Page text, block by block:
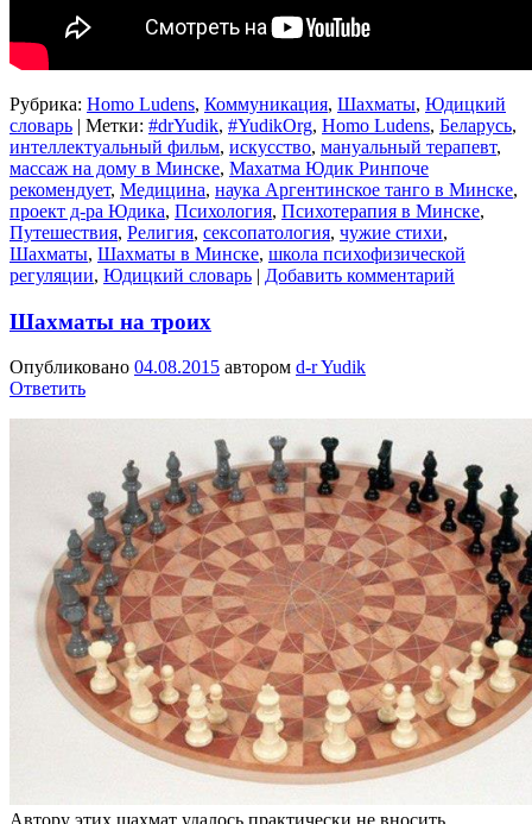
Рубрика: Homo Ludens, Коммуникация, Шахматы, Юдицкий
словарь | Метки: #‎drYudik, #YudikOrg, Homo Ludens, Беларусь,
интеллектуальный фильм, искусство, мануальный терапевт,
массаж на дому в Минске, Махатма Юдик Ринпоче
рекомендует, Медицина, наука Аргентинское танго в Минске,
проект д-ра Юдика, Психология, Психотерапия в Минске,
Путешествия, Религия, сексопатология, чужие стихи,
Шахматы, Шахматы в Минске, школа психофизической
регуляции, Юдицкий словарь | Добавить комментарий
Шахматы на троих
Опубликовано 04.08.2015 автором d-r Yudik
Ответить